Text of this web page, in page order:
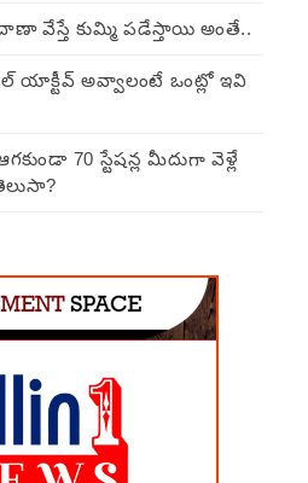
వేస్తే కుమ్మి పడేస్తాయి అంతే..
యాక్టీవ్ అవ్వాలంటే ఒంట్లో ఇవి
70 స్టేషన్ల మీదుగా వెళ్లే